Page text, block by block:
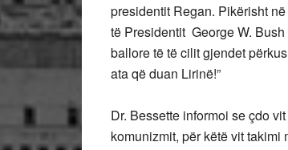
presidentit Regan. Pikërisht
të Presidentit George W.
ballore të të cilit gjendet
ata që duan Lirinë!”
Dr. Bessette informoi se çdo
komunizmit, për këtë vit takimi